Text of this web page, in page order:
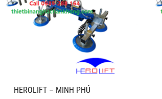
HEROLIFT – MINH PHÚ